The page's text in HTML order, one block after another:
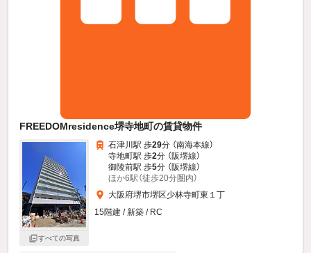
FREEDOMresidence堺寺地町の賃貸物件
すべての写真
石津川駅 歩29分 （南海本線）
寺地町駅 歩2分 （阪堺線）
御陵前駅 歩5分 （阪堺線）
ほか6駅（徒歩20分圏内）
大阪府堺市堺区少林寺町東１丁
15階建 / 新築 / RC